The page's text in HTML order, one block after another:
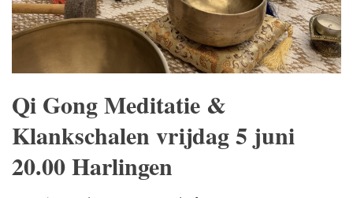
Qi Gong Meditatie &
Klankschalen vrijdag 5 juni
20.00 Harlingen